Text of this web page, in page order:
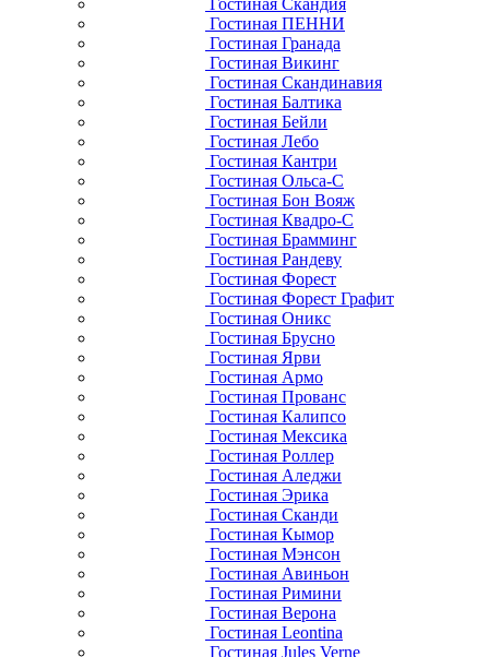
Гостиная ПЕННИ
Гостиная Гранада
Гостиная Викинг
Гостиная Скандинавия
Гостиная Балтика
Гостиная Бейли
Гостиная Лебо
Гостиная Кантри
Гостиная Ольса-С
Гостиная Бон Вояж
Гостиная Квадро-С
Гостиная Брамминг
Гостиная Рандеву
Гостиная Форест
Гостиная Форест Графит
Гостиная Оникс
Гостиная Брусно
Гостиная Ярви
Гостиная Армо
Гостиная Прованс
Гостиная Калипсо
Гостиная Мексика
Гостиная Роллер
Гостиная Аледжи
Гостиная Эрика
Гостиная Сканди
Гостиная Кымор
Гостиная Мэнсон
Гостиная Авиньон
Гостиная Римини
Гостиная Верона
Гостиная Leontina
Гостиная Jules Verne